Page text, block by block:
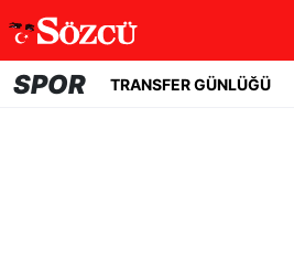
SPOR TRANSFER GÜNLÜĞÜ